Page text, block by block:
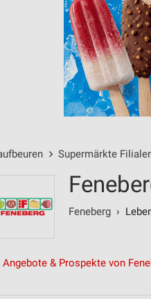
Supermärkte
Feneberg ›
& Prospekte von